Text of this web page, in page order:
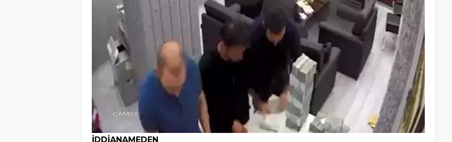
İDDİANAMEDEN